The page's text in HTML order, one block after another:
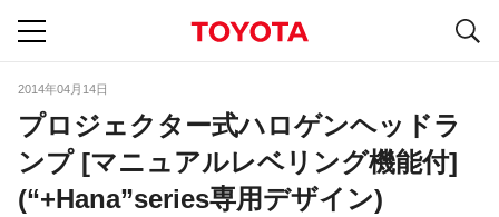
2014年04月14日
プロジェクター式ハロゲンヘッドラ
ンプ [マニュアルレベリング機能付]
(“+Hana”series専用デザイン)